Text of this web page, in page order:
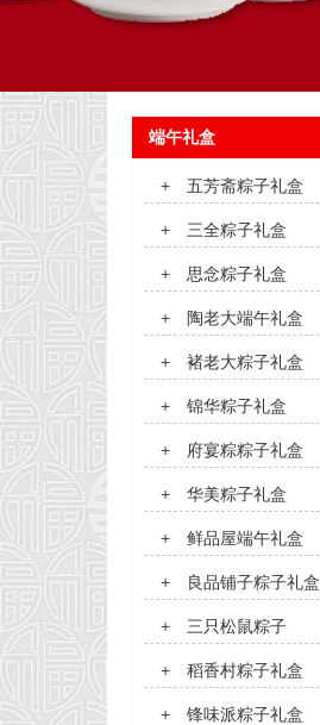
端午礼盒
+ 五芳斋粽子礼盒
+ 三全粽子礼盒
+ 思念粽子礼盒
+ 陶老大端午礼盒
+ 褚老大粽子礼盒
+ 锦华粽子礼盒
+ 府宴粽粽子礼盒
+ 华美粽子礼盒
+ 鲜品屋端午礼盒
+ 良品铺子粽子礼盒
+ 三只松鼠粽子
+ 稻香村粽子礼盒
+ 锋味派粽子礼盒